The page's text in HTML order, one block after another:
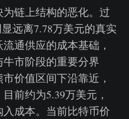
为链上结构的恶化。过
远离7.78万美元的真实
通供应的成本基础，
市阶段的重要分界
价值区间下沿靠近，
前约为5.39万美元，
成本。当前比特币价